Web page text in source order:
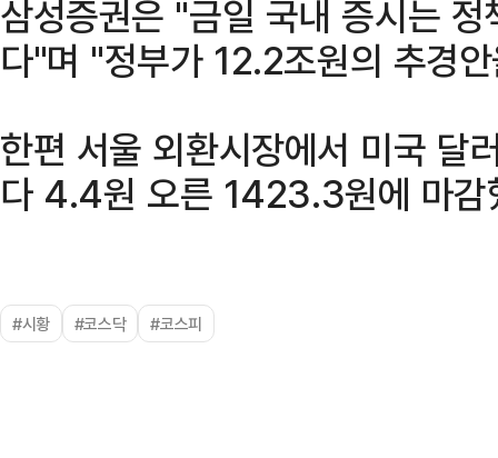
삼성증권은 "금일 국내 증시는
다"며 "정부가 12.2조원의 추경
한편 서울 외환시장에서 미국 달
다 4.4원 오른 1423.3원에 마감
#시황 #코스닥 #코스피